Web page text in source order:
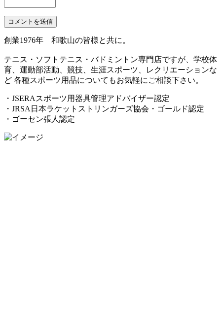
創業1976年 和歌山の皆様と共に。
テニス・ソフトテニス・バドミントン専門店ですが、学校体
育、運動部活動、競技、生涯スポーツ、レクリエーションな
ど 各種スポーツ用品についてもお気軽にご相談下さい。
・JSERAスポーツ用器具管理アドバイザー認定
・JRSA日本ラケットストリンガーズ協会・ゴールド認定
・ゴーセン張人認定